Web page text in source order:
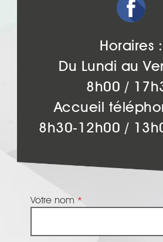
Horaires :
Du Lundi au
8h00 /
Accueil
8h30-12h00 /
Votre nom *